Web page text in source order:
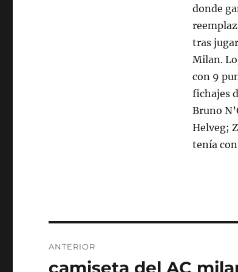
donde
tras
Milan.
con 9
fichajes
Bruno
Helveg;
tenía
de
ANTERIOR
Entrada
camiseta del AC